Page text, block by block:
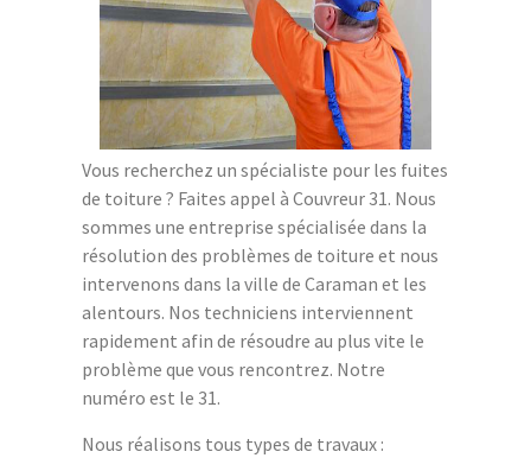
Vous recherchez un spécialiste pour les fuites
de toiture ? Faites appel à Couvreur 31. Nous
sommes une entreprise spécialisée dans la
résolution des problèmes de toiture et nous
intervenons dans la ville de Caraman et les
alentours. Nos techniciens interviennent
rapidement afin de résoudre au plus vite le
problème que vous rencontrez. Notre
numéro est le 31.
Nous réalisons tous types de travaux :